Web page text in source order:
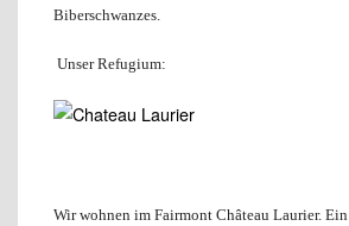
Biberschwanzes.
Unser Refugium:
Wir wohnen im Fairmont Château Laurier. Ein